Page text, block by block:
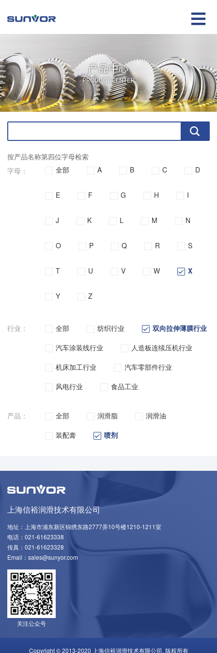

按产品名称第四位字母检索
字母：
全部 A B C D
E F G H I
J K L M N
O P Q R S
T U V W X
Y Z
行业： 全部 纺织行业
双向拉伸薄膜行业
汽车涂装线行业
人造板连续压机行业
机床加工行业
汽车零部件行业
风电行业
食品工业
产品： 全部 润滑脂
润滑油
装配膏
喷剂
上海信裕润滑技术有限公司
地址：上海市浦东新区锦绣东路2777弄10号楼1210-1211室
电话：021-61623338
传真：021-61623328
Email：sales@sunyor.com
关注公众号
Copyright © 2013-2020 上海信裕润滑技术有限公司. 版权所有